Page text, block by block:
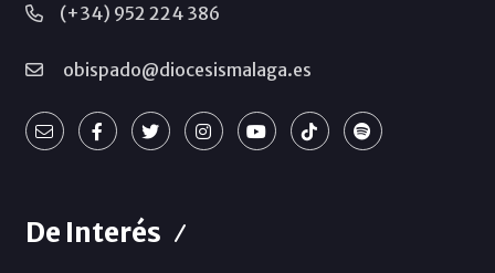
(+34) 952 224 386
obispado@diocesismalaga.es
De Interés